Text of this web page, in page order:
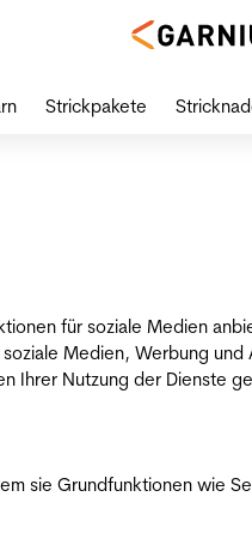
für soziale Medien
Medien, Werbung
Ihrer Nutzung der Dienste
sie Grundfunktionen wie
Strickpakete